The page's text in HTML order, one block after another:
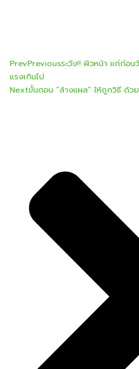
PrevPreviousระวัง!! ผิวหน้า แก่ก่อน
แรงเกินไป
Nextขั้นตอน “ล้างแผล” ให้ถูกวิธี ด้ว